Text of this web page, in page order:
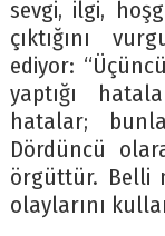
sevgi, ilgi,
çıktığını
ediyor:
yaptığı
hatalar;
Dördüncü
örgüttür. Belli
olaylarını